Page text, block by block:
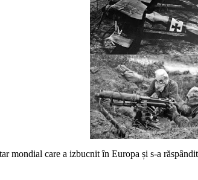
mondial care a izbucnit în Europa și s-a